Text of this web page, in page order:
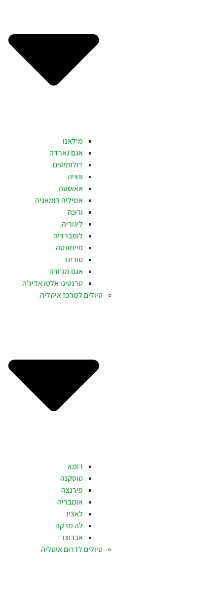
מילאנו
אגם גארדה
דולומיטים
ונציה
אאוסטה
אמיליה רומאניה
ורונה
ליגוריה
לומברדיה
פיימונטה
טורינו
אגם מג'ורה
טרנטינו אלטו אדיג'ה
טיולים למרכז איטליה
רומא
טוסקנה
פירנצה
אומבריה
לאציו
לה מרקה
אברוצו
טיולים לדרום איטליה